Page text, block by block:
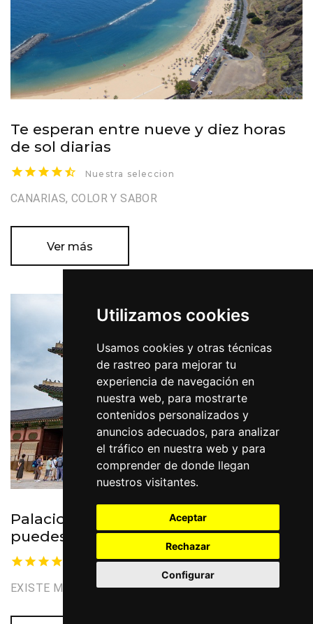
Utilizamos cookies
Usamos cookies y otras técnicas
de rastreo para mejorar tu
experiencia de navegación en
nuestra web, para mostrarte
contenidos personalizados y
anuncios adecuados, para analizar
el tráfico en nuestra web y para
comprender de donde llegan
nuestros visitantes.
Aceptar
Rechazar
Configurar
Te esperan entre nueve y diez horas
de sol diarias
Nuestra seleccion
CANARIAS, COLOR Y SABOR
Ver más
Palacio Gyeongbokgung, no te lo
puedes perder
Nuestra seleccion
EXISTE MUCHO QUÉ VER Y HACER EN SEÚL